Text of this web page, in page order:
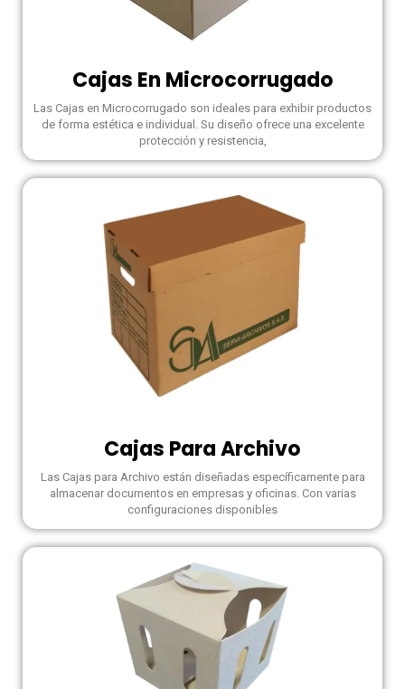
Cajas En Microcorrugado
Las Cajas en Microcorrugado son ideales para exhibir productos
de forma estética e individual. Su diseño ofrece una excelente
protección y resistencia,
Cajas Para Archivo
Las Cajas para Archivo están diseñadas específicamente para
almacenar documentos en empresas y oficinas. Con varias
configuraciones disponibles